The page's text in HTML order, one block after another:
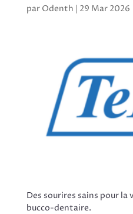
par Odenth | 29 Mar 2026
Des sourires sains pour la
bucco-dentaire.